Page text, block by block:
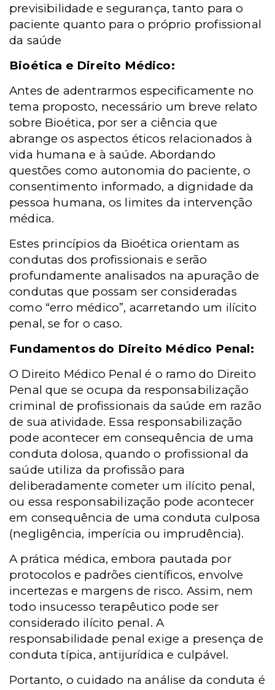
previsibilidade e segurança, tanto para o
paciente quanto para o próprio profissional
da saúde
Bioética e Direito Médico:
Antes de adentrarmos especificamente no
tema proposto, necessário um breve relato
sobre Bioética, por ser a ciência que
abrange os aspectos éticos relacionados à
vida humana e à saúde. Abordando
questões como autonomia do paciente, o
consentimento informado, a dignidade da
pessoa humana, os limites da intervenção
médica.
Estes princípios da Bioética orientam as
condutas dos profissionais e serão
profundamente analisados na apuração de
condutas que possam ser consideradas
como “erro médico”, acarretando um ilícito
penal, se for o caso.
Fundamentos do Direito Médico Penal:
O Direito Médico Penal é o ramo do Direito
Penal que se ocupa da responsabilização
criminal de profissionais da saúde em razão
de sua atividade. Essa responsabilização
pode acontecer em consequência de uma
conduta dolosa, quando o profissional da
saúde utiliza da profissão para
deliberadamente cometer um ilícito penal,
ou essa responsabilização pode acontecer
em consequência de uma conduta culposa
(negligência, imperícia ou imprudência).
A prática médica, embora pautada por
protocolos e padrões científicos, envolve
incertezas e margens de risco. Assim, nem
todo insucesso terapêutico pode ser
considerado ilícito penal. A
responsabilidade penal exige a presença de
conduta típica, antijurídica e culpável.
Portanto, o cuidado na análise da conduta é